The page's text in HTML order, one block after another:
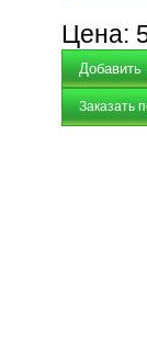
Цена:
Заказать